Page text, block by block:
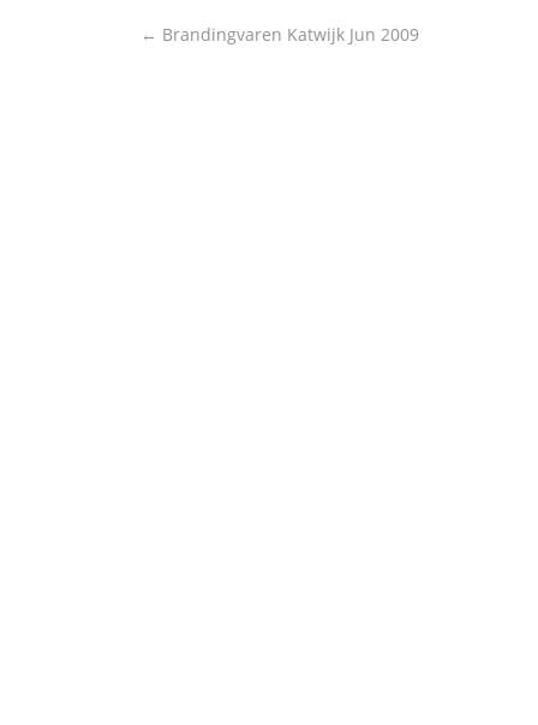
Post
← Brandingvaren Katwijk Jun 2009